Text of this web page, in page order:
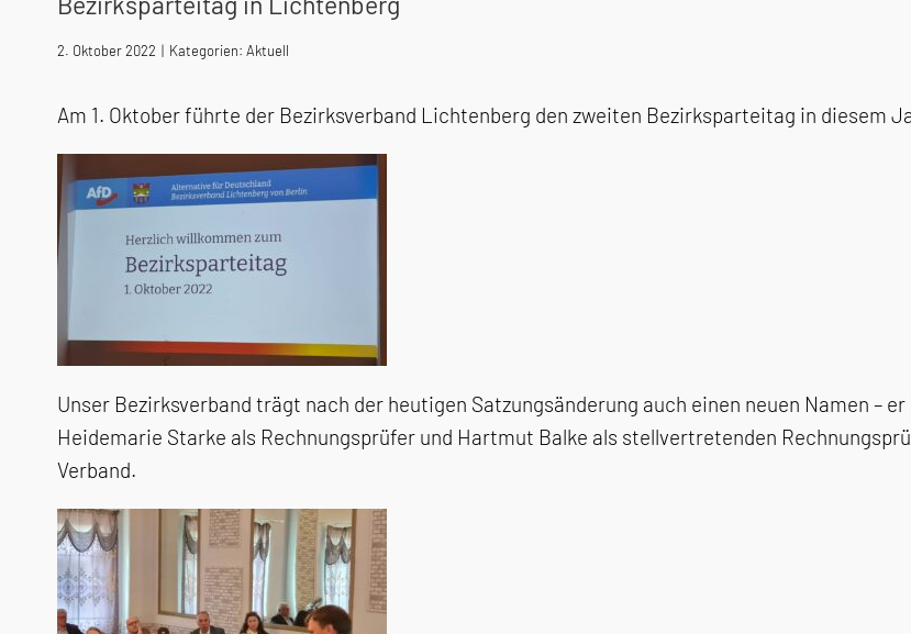
2. Oktober 2022 | Kategorien: Aktuell
Am 1. Oktober führte der Bezirksverband Lichtenberg den zweiten Bezirksparteitag in diesem
Unser Bezirksverband trägt nach der heutigen Satzungsänderung auch einen neuen Namen –
Heidemarie Starke als Rechnungsprüfer und Hartmut Balke als stellvertretenden
Verband.